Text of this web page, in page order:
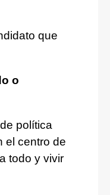
que
o
política
el centro de
todo y vivir